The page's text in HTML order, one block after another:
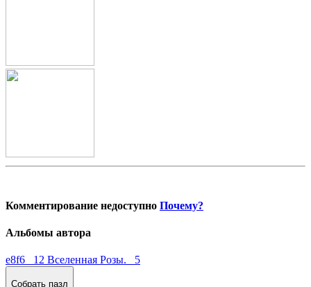
Комментирование недоступно Почему?
Альбомы автора
e8f6 12 Вселенная Розы. 5
Собрать пазл